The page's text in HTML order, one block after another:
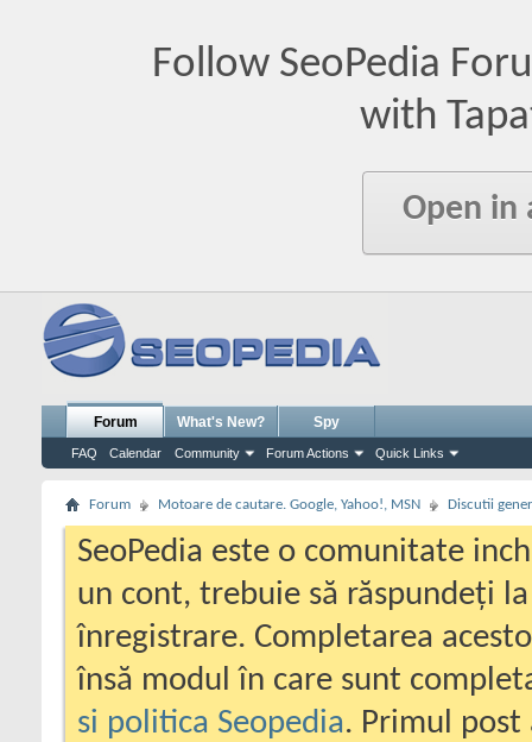
Follow SeoPedia
with
Open in
Forum
FAQ Calendar Community Forum Actions Quick Links
What's New? Spy
Forum Motoare de cautare. Google, Yahoo!, MSN Discutii
SeoPedia este o comunitate
un cont, trebuie să răspundeți
înregistrare. Completarea
însă modul în care sunt
si politica Seopedia. Primul